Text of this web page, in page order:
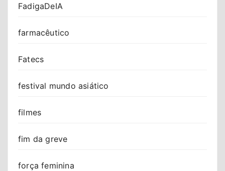
FadigaDeIA
farmacêutico
Fatecs
festival mundo asiático
filmes
fim da greve
força feminina